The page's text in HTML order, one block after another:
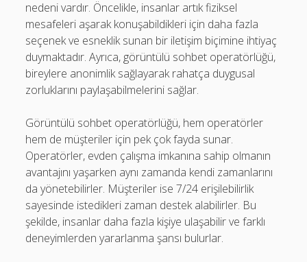
nedeni vardır. Öncelikle, insanlar artık fiziksel
mesafeleri aşarak konuşabildikleri için daha fazla
seçenek ve esneklik sunan bir iletişim biçimine ihtiyaç
duymaktadır. Ayrıca, görüntülü sohbet operatörlüğü,
bireylere anonimlik sağlayarak rahatça duygusal
zorluklarını paylaşabilmelerini sağlar.
Görüntülü sohbet operatörlüğü, hem operatörler
hem de müşteriler için pek çok fayda sunar.
Operatörler, evden çalışma imkanına sahip olmanın
avantajını yaşarken aynı zamanda kendi zamanlarını
da yönetebilirler. Müşteriler ise 7/24 erişilebilirlik
sayesinde istedikleri zaman destek alabilirler. Bu
şekilde, insanlar daha fazla kişiye ulaşabilir ve farklı
deneyimlerden yararlanma şansı bulurlar.